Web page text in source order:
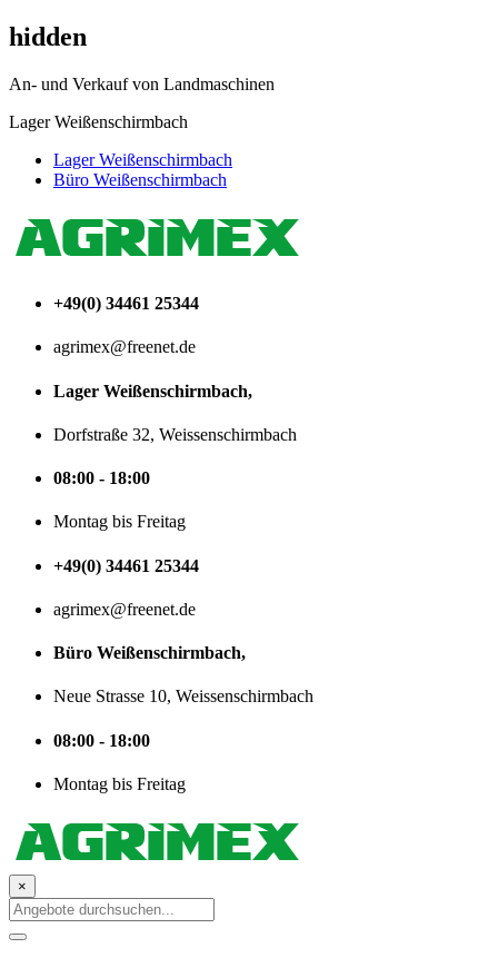
hidden
An- und Verkauf von Landmaschinen
Lager Weißenschirmbach
Lager Weißenschirmbach
Büro Weißenschirmbach
+49(0) 34461 25344
agrimex@freenet.de
Lager Weißenschirmbach,
Dorfstraße 32, Weissenschirmbach
08:00 - 18:00
Montag bis Freitag
+49(0) 34461 25344
agrimex@freenet.de
Büro Weißenschirmbach,
Neue Strasse 10, Weissenschirmbach
08:00 - 18:00
Montag bis Freitag
×